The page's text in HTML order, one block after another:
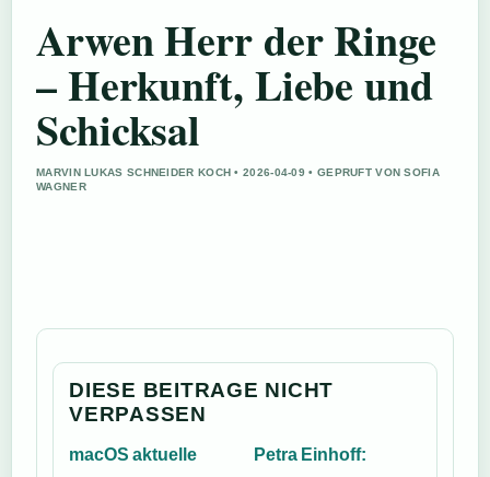
Arwen Herr der Ringe
– Herkunft, Liebe und
Schicksal
MARVIN LUKAS SCHNEIDER KOCH • 2026-04-09 • GEPRUFT VON SOFIA
WAGNER
DIESE BEITRAGE NICHT
VERPASSEN
macOS aktuelle
Petra Einhoff: